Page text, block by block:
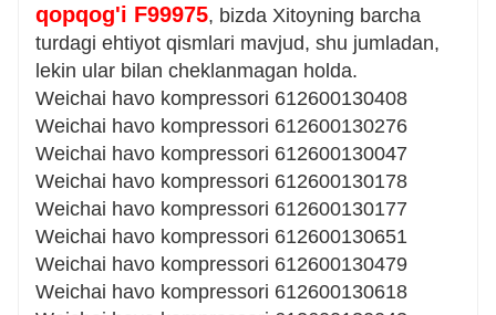
qopqog'i F99975, bizda Xitoyning barcha
turdagi ehtiyot qismlari mavjud, shu jumladan,
lekin ular bilan cheklanmagan holda.
Weichai havo kompressori 612600130408
Weichai havo kompressori 612600130276
Weichai havo kompressori 612600130047
Weichai havo kompressori 612600130178
Weichai havo kompressori 612600130177
Weichai havo kompressori 612600130651
Weichai havo kompressori 612600130479
Weichai havo kompressori 612600130618